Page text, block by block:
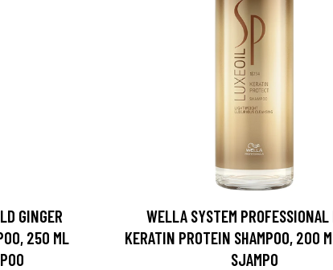
GINGER
250 ML
WELLA SYSTEM
KERATIN PROTEIN SHAMPOO, 200
SJAMPO